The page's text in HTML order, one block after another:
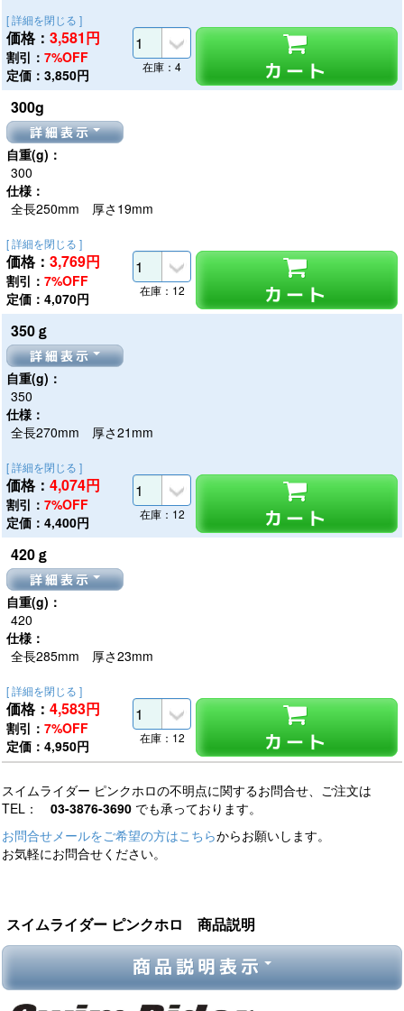
[ 詳細を閉じる ]
価格： 3,581円
割引： 7%OFF
定価：3,850円
カート
在庫：4
300g
詳細表示
自重(g)：
300
仕様：
全長250mm 厚さ19mm
[ 詳細を閉じる ]
価格： 3,769円
割引： 7%OFF
定価：4,070円
カート
在庫：12
350ｇ
詳細表示
自重(g)：
350
仕様：
全長270mm 厚さ21mm
[ 詳細を閉じる ]
価格： 4,074円
割引： 7%OFF
定価：4,400円
カート
在庫：12
420ｇ
詳細表示
自重(g)：
420
仕様：
全長285mm 厚さ23mm
[ 詳細を閉じる ]
価格： 4,583円
割引： 7%OFF
定価：4,950円
カート
在庫：12
スイムライダー ピンクホロの不明点に関するお問合せ、ご注文は
TEL： 03-3876-3690 でも承っております。
お問合せメールをご希望の方はこちらからお願いします。
お気軽にお問合せください。
スイムライダー ピンクホロ 商品説明
商品説明表示